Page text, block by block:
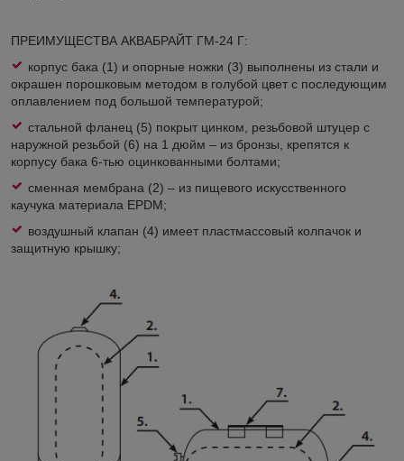
ПРЕИМУЩЕСТВА АКВАБРАЙТ ГМ-24 Г:
корпус бака (1) и опорные ножки (3) выполнены из стали и
окрашен порошковым методом в голубой цвет с последующим
оплавлением под большой температурой;
стальной фланец (5) покрыт цинком, резьбовой штуцер с
наружной резьбой (6) на 1 дюйм – из бронзы, крепятся к
корпусу бака 6-тью оцинкованными болтами;
сменная мембрана (2) – из пищевого искусственного
каучука материала EPDM;
воздушный клапан (4) имеет пластмассовый колпачок и
защитную крышку;